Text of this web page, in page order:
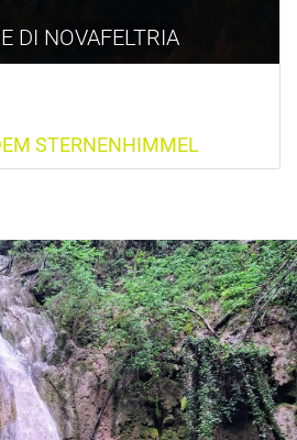
DI NOVAFELTRIA
STERNENHIMMEL